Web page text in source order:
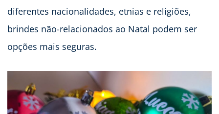
diferentes nacionalidades, etnias e religiões,
brindes não-relacionados ao Natal podem ser
opções mais seguras.